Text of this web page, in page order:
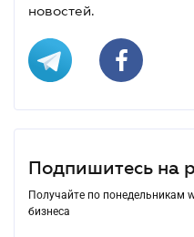
новостей.
Подпишитесь на
Получайте по понедельникам
бизнеса